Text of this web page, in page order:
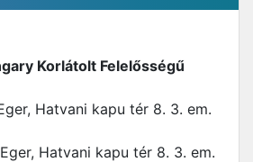
Korlátolt Felelősségű
Hatvani kapu tér 8. 3. em.
Hatvani kapu tér 8. 3. em.